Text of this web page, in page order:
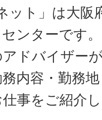
ット」は大阪
ンターです
ドバイザー
内容・勤務
事をご紹介